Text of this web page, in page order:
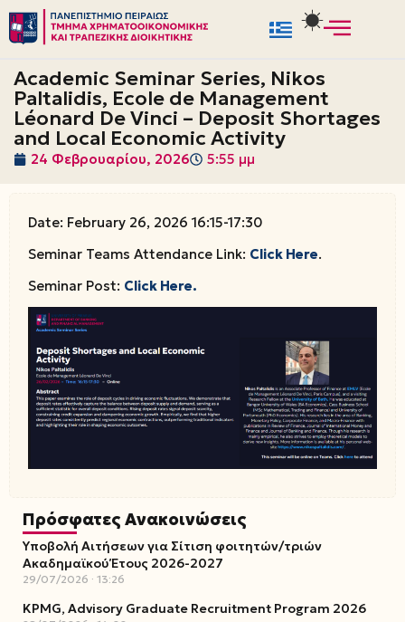
Μεταπηδήστε
στο
περιεχόμενο
Academic Seminar Series, Nikos
Paltalidis, Ecole de Management
Léonard De Vinci – Deposit Shortages
and Local Economic Activity
24 Φεβρουαρίου, 2026 5:55 μμ
Date: February 26, 2026 16:15-17:30
Seminar Teams Attendance Link: Click Here.
Seminar Post: Click Here.
Πρόσφατες Ανακοινώσεις
Υποβολή Αιτήσεων για Σίτιση φοιτητών/τριών
Ακαδημαϊκού Έτους 2026-2027
29/07/2026 13:26
KPMG, Advisory Graduate Recruitment Program 2026